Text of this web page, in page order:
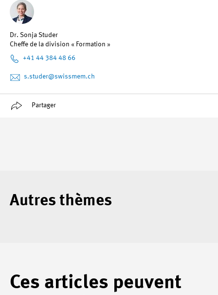
Dr. Sonja Studer
Cheffe de la division « Formation »
+41 44 384 48 66
s.studer@swissmem.ch
Partager
Autres thèmes
Ces articles peuvent